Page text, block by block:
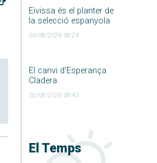
Eivissa és el planter de
la selecció espanyola
04/08/2026 08:24
El canvi d’Esperança
Cladera
02/08/2026 08:43
El Temps